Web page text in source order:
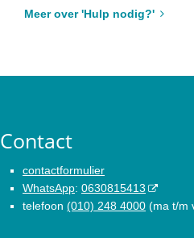
Meer over 'Hulp nodig?'
Contact
contactformulier
WhatsApp: 0630815413
telefoon (010) 248 4000 (ma t/m